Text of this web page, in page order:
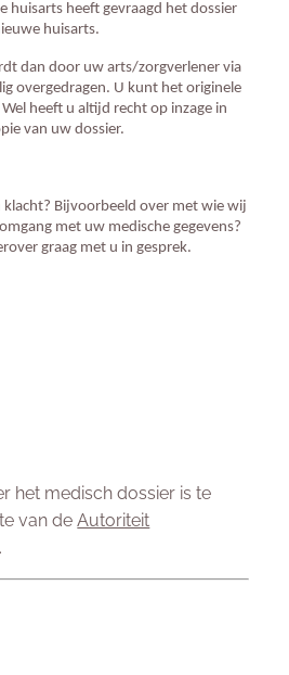
huisarts heeft gevraagd het dossier
huisarts.
dan door uw arts/zorgverlener via
overgedragen. U kunt het originele
heeft u altijd recht op inzage in
van uw dossier.
klacht? Bijvoorbeeld over met wie wij
met uw medische gegevens?
graag met u in gesprek.
het medisch dossier is te
van deAutoriteit
.